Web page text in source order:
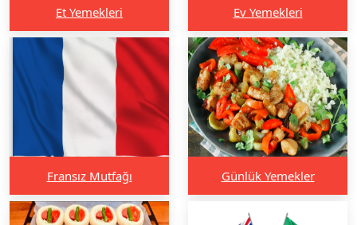
Et Yemekleri Ev Yemekleri
Fransız Mutfağı Günlük Yemekler